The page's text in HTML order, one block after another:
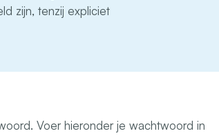
zijn, tenzij expliciet
Voer hieronder je wachtwoord in